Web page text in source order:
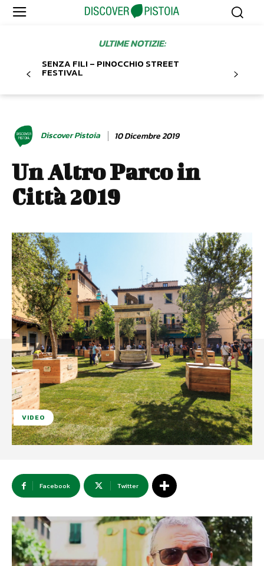
ULTIME NOTIZIE:
SENZA FILI – PINOCCHIO STREET
FESTIVAL
Discover Pistoia 10 Dicembre 2019
Un Altro Parco in
Città 2019
VIDEO
Facebook Twitter